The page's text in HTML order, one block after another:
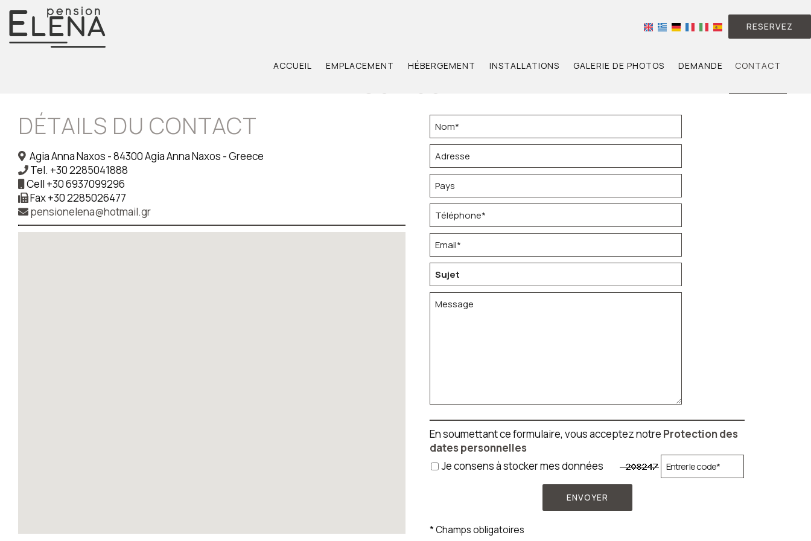
RESERVEZ
ACCUEIL EMPLACEMENT HÉBERGEMENT INSTALLATIONS GALERIE DE PHOTOS DEMANDE CONTACT
Contact
DÉTAILS DU CONTACT
Agia Anna Naxos - 84300 Agia Anna Naxos - Greece
Tel. +30 2285041888
Cell +30 6937099296
Fax+30 2285026477
pensionelena@hotmail.gr
En soumettant ce formulaire, vous acceptez notre Protection des
dates personnelles
Je consens à stocker mes données
ENVOYER
* Champs obligatoires